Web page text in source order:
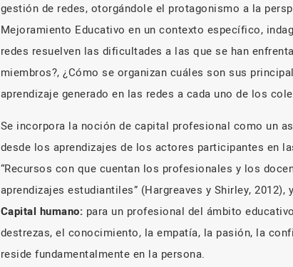
gestión de redes, otorgándole el protagonismo a la
Mejoramiento Educativo en un contexto específico,
redes resuelven las dificultades a las que se han
miembros?, ¿Cómo se organizan cuáles son sus
aprendizaje generado en las redes a cada uno de los
Se incorpora la noción de capital profesional como un
desde los aprendizajes de los actores participantes en
“Recursos con que cuentan los profesionales y los
aprendizajes estudiantiles” (Hargreaves y Shirley,
Capital humano: para un profesional del ámbito
destrezas, el conocimiento, la empatía, la pasión, la
reside fundamentalmente en la persona.